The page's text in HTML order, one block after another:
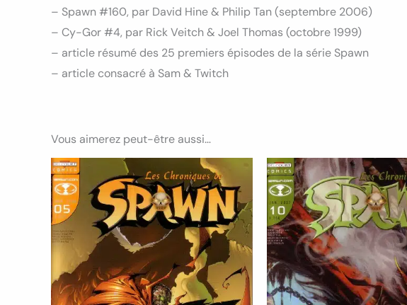
– Spawn #160, par David Hine & Philip Tan (septembre 2006)
– Cy-Gor #4, par Rick Veitch & Joel Thomas (octobre 1999)
– article résumé des 25 premiers épisodes de la série Spawn
– article consacré à Sam & Twitch
Vous aimerez peut-être aussi…